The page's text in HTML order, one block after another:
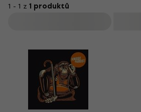
1 - 1 z 1 produktů